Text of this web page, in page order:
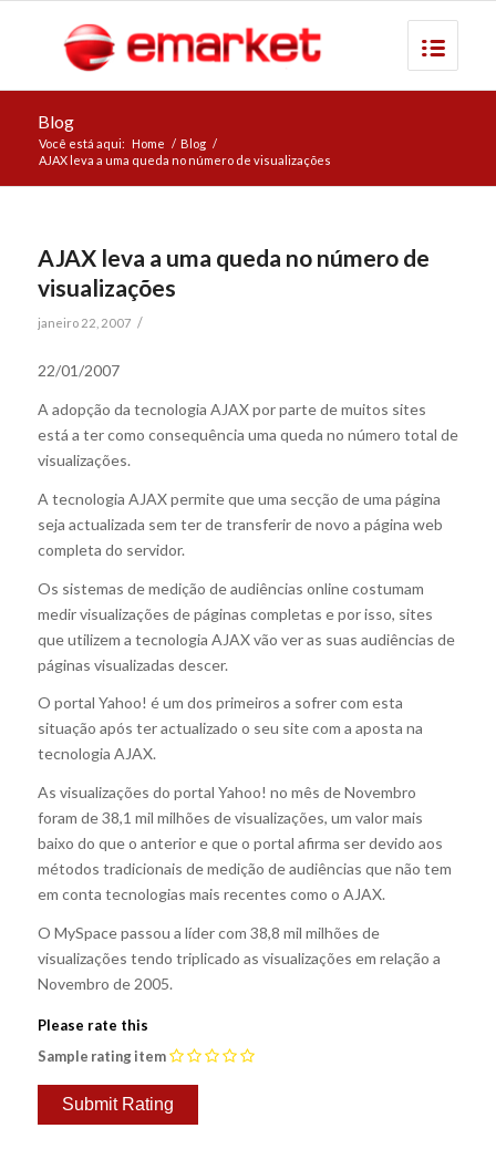
Blog
Você está aqui: Home / Blog /
AJAX leva a uma queda no número de visualizações
AJAX leva a uma queda no número de
visualizações
janeiro 22, 2007 /
22/01/2007
A adopção da tecnologia AJAX por parte de muitos sites
está a ter como consequência uma queda no número total de
visualizações.
A tecnologia AJAX permite que uma secção de uma página
seja actualizada sem ter de transferir de novo a página web
completa do servidor.
Os sistemas de medição de audiências online costumam
medir visualizações de páginas completas e por isso, sites
que utilizem a tecnologia AJAX vão ver as suas audiências de
páginas visualizadas descer.
O portal Yahoo! é um dos primeiros a sofrer com esta
situação após ter actualizado o seu site com a aposta na
tecnologia AJAX.
As visualizações do portal Yahoo! no mês de Novembro
foram de 38,1 mil milhões de visualizações, um valor mais
baixo do que o anterior e que o portal afirma ser devido aos
métodos tradicionais de medição de audiências que não tem
em conta tecnologias mais recentes como o AJAX.
O MySpace passou a líder com 38,8 mil milhões de
visualizações tendo triplicado as visualizações em relação a
Novembro de 2005.
Please rate this
Sample rating item